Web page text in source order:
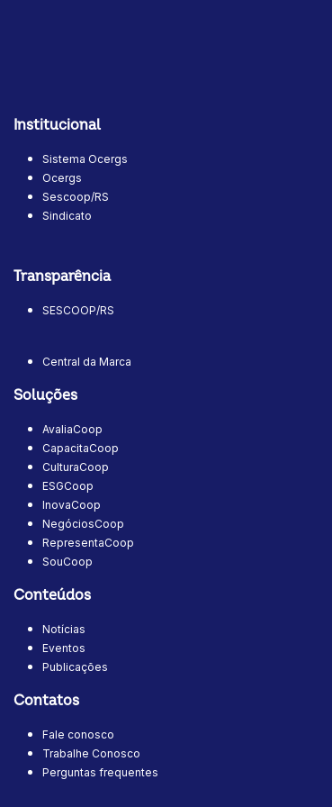
Institucional
Sistema Ocergs
Ocergs
Sescoop/RS
Sindicato
Transparência
SESCOOP/RS
Central da Marca
Soluções
AvaliaCoop
CapacitaCoop
CulturaCoop
ESGCoop
InovaCoop
NegóciosCoop
RepresentaCoop
SouCoop
Conteúdos
Notícias
Eventos
Publicações
Contatos
Fale conosco
Trabalhe Conosco
Perguntas frequentes